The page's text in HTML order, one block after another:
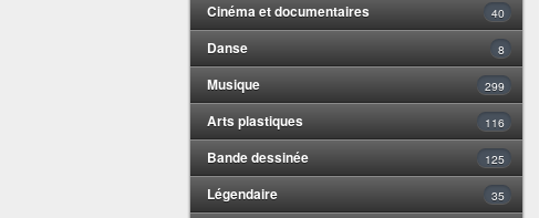
Cinéma et documentaires 40
Danse 8
Musique 299
Arts plastiques 116
Bande dessinée 125
Légendaire 35